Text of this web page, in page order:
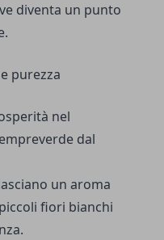
diventa un punto
purezza
nel
dal
un aroma
fiori bianchi